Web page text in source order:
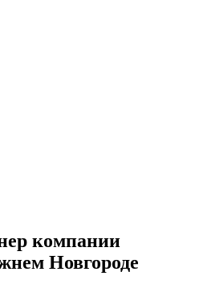
компании
Новгороде